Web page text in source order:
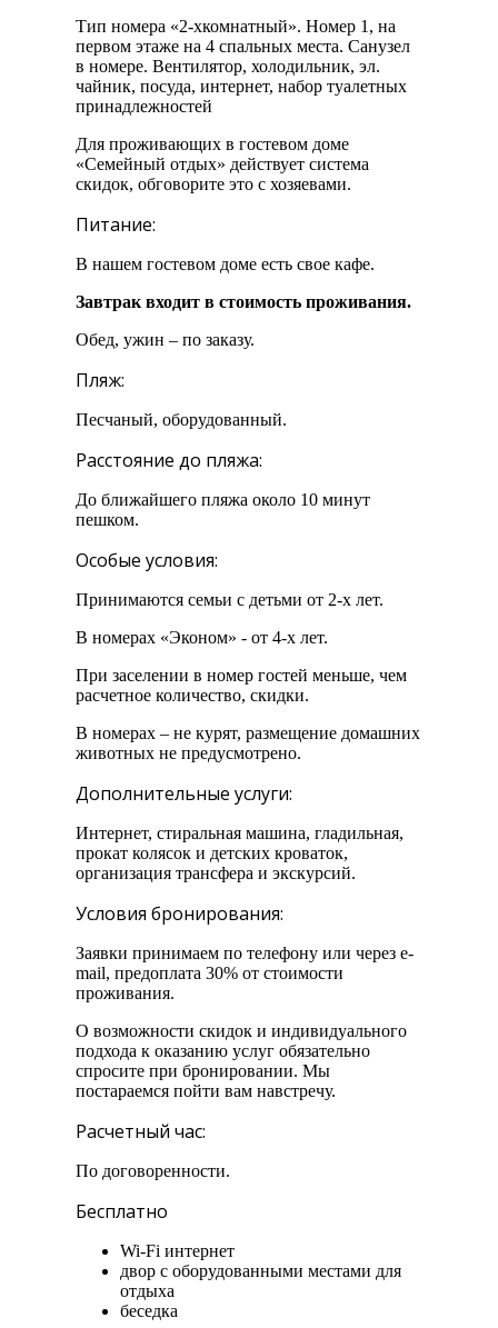
Тип номера «2-хкомнатный». Номер 1, на
первом этаже на 4 спальных места. Санузел
в номере. Вентилятор, холодильник, эл.
чайник, посуда, интернет, набор туалетных
принадлежностей
Для проживающих в гостевом доме
«Семейный отдых» действует система
скидок, обговорите это с хозяевами.
Питание:
В нашем гостевом доме есть свое кафе.
Завтрак входит в стоимость проживания.
Обед, ужин – по заказу.
Пляж:
Песчаный, оборудованный.
Расстояние до пляжа:
До ближайшего пляжа около 10 минут
пешком.
Особые условия:
Принимаются семьи с детьми от 2-х лет.
В номерах «Эконом» - от 4-х лет.
При заселении в номер гостей меньше, чем
расчетное количество, скидки.
В номерах – не курят, размещение домашних
животных не предусмотрено.
Дополнительные услуги:
Интернет, стиральная машина, гладильная,
прокат колясок и детских кроваток,
организация трансфера и экскурсий.
Условия бронирования:
Заявки принимаем по телефону или через e-
mail, предоплата 30% от стоимости
проживания.
О возможности скидок и индивидуального
подхода к оказанию услуг обязательно
спросите при бронировании. Мы
постараемся пойти вам навстречу.
Расчетный час:
По договоренности.
Бесплатно
Wi-Fi интернет
двор с оборудованными местами для
отдыха
беседка